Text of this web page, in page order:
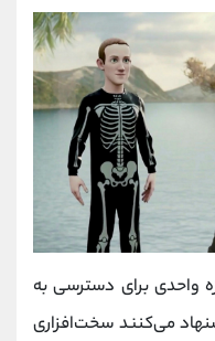
واحدی برای دسترسی به
می‌کنند سخت‌افزاری